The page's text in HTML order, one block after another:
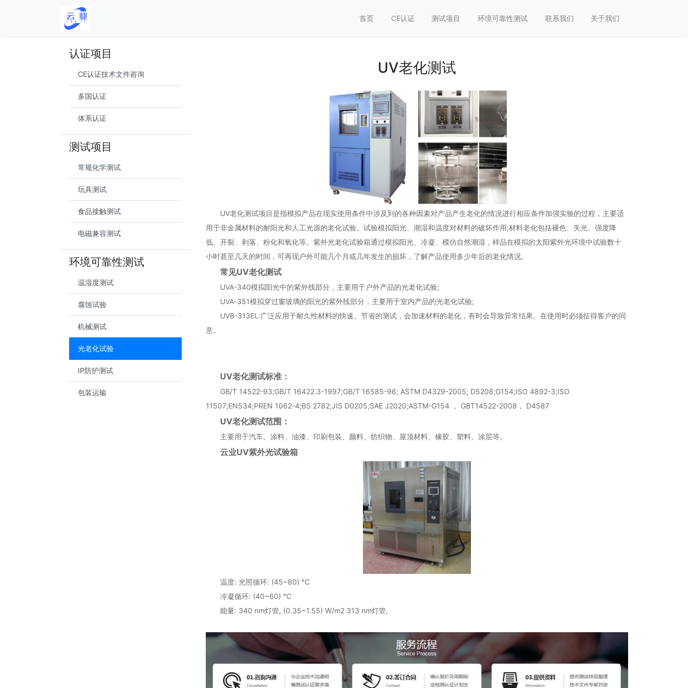
首页 CE认证 测试项目 环境可靠性测试 联系我们 关于我们
认证项目
CE认证技术文件咨询
多国认证
体系认证
测试项目
常规化学测试
玩具测试
食品接触测试
电磁兼容测试
环境可靠性测试
温湿度测试
腐蚀试验
机械测试
光老化试验
IP防护测试
包装运输
UV老化测试
UV老化测试项目是指模拟产品在现实使用条件中涉及到的各种因素对产品产生老化的情况进行相应条件加强实验的过程，主要适
用于非金属材料的耐阳光和人工光源的老化试验。试验模拟阳光、潮湿和温度对材料的破坏作用;材料老化包括褪色、失光、强度降
低、开裂、剥落、粉化和氧化等。紫外光老化试验箱通过模拟阳光、冷凝、模仿自然潮湿，样品在模拟的太阳紫外光环境中试验数十
小时甚至几天的时间，可再现户外可能几个月或几年发生的损坏，了解产品使用多少年后的老化情况。
常见UV老化测试
UVA-340模拟阳光中的紫外线部分，主要用于户外产品的光老化试验;
UVA-351模拟穿过窗玻璃的阳光的紫外线部分，主要用于室内产品的光老化试验;
UVB-313EL:广泛应用于耐久性材料的快速、节省的测试，会加速材料的老化，有时会导致异常结果。在使用时必须征得客户的同
意。
UV老化测试标准：
GB/T 14522-93;GB/T 16422.3-1997;GB/T 16585-96; ASTM D4329-2005; D5208;G154;ISO 4892-3;ISO
11507;EN534;PREN 1062-4;BS 2782;JIS D0205;SAE J2020;ASTM-G154 ， GBT14522-2008， D4587
UV老化测试范围：
主要用于汽车、涂料、油漆、印刷包装、颜料、纺织物、屋顶材料、橡胶、塑料、涂层等。
云业UV紫外光试验箱
温度: 光照循环: (45~80) ℃
冷凝循环: (40~60) ℃
能量: 340 nm灯管, (0.35~1.55) W/m2 313 nm灯管,